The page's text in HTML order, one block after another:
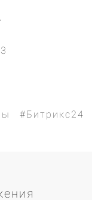
#Битрикс24